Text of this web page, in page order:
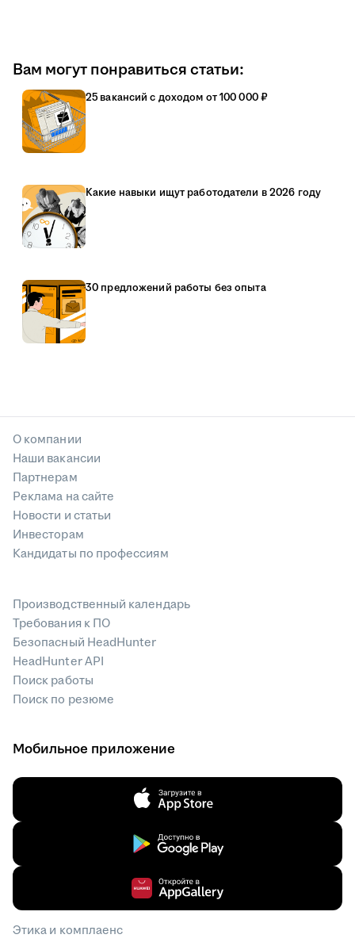
Вам могут понравиться статьи:
25 вакансий с доходом от 100 000 ₽
Какие навыки ищут работодатели в 2026 году
30 предложений работы без опыта
О компании
Наши вакансии
Партнерам
Реклама на сайте
Новости и статьи
Инвесторам
Кандидаты по профессиям
Производственный календарь
Требования к ПО
Безопасный HeadHunter
HeadHunter API
Поиск работы
Поиск по резюме
Мобильное приложение
Этика и комплаенс